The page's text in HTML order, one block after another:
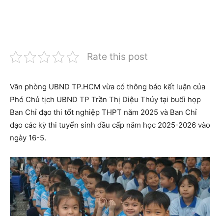
Rate this post
Văn phòng UBND TP.HCM vừa có thông báo kết luận của
Phó Chủ tịch UBND TP Trần Thị Diệu Thúy tại buổi họp
Ban Chỉ đạo thi tốt nghiệp THPT năm 2025 và Ban Chỉ
đạo các kỳ thi tuyển sinh đầu cấp năm học 2025-2026 vào
ngày 16-5.